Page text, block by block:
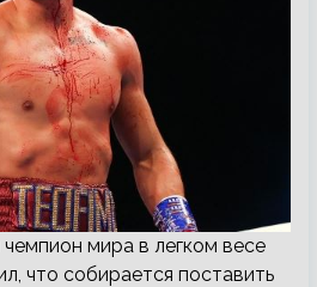
мира в легком весе
что собирается поставить